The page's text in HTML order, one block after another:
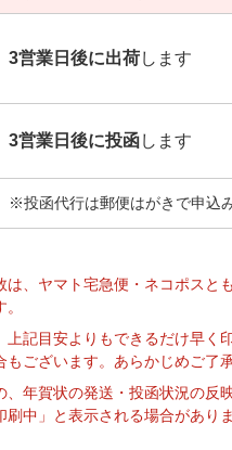
3営業日後に出荷します
3営業日後に投函します
※投函代行は郵便はがきで申込
は、ヤマト宅急便・ネコポスと
上記目安よりもできるだけ早
もございます。あらかじめご了
、年賀状の発送・投函状況の
中」と表示される場合があり